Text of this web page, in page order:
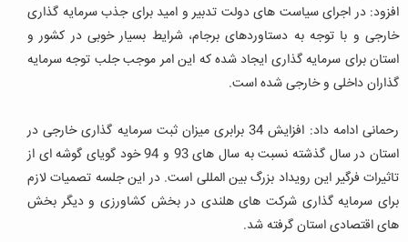
افزود: در اجرای سیاست های دولت تدبیر و امید برای جذب سرمایه گذاری
خارجی و با توجه به دستاوردهای برجام، شرایط بسیار خوبی در کشور و
استان برای سرمایه گذاری ایجاد شده که این امر موجب جلب توجه سرمایه
گذاران داخلی و خارجی شده است.
رحمانی ادامه داد: افزایش 34 برابری میزان ثبت سرمایه گذاری خارجی در
استان در سال گذشته نسبت به سال های 93 و 94 خود گویای گوشه ای از
تاثیرات فرگیر این رویداد بزرگ بین المللی است. در این جلسه تصمیات لازم
برای سرمایه گذاری شرکت های هلندی در بخش کشاورزی و دیگر بخش
های اقتصادی استان گرفته شد.